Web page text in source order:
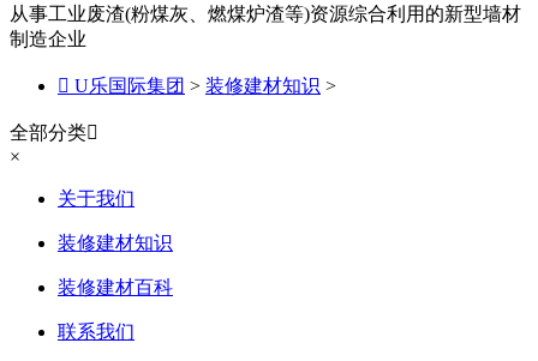
从事工业废渣(粉煤灰、燃煤炉渣等)资源综合利用的新型墙材
制造企业
 U乐国际集团 > 装修建材知识 >
全部分类
×
关于我们
装修建材知识
装修建材百科
联系我们